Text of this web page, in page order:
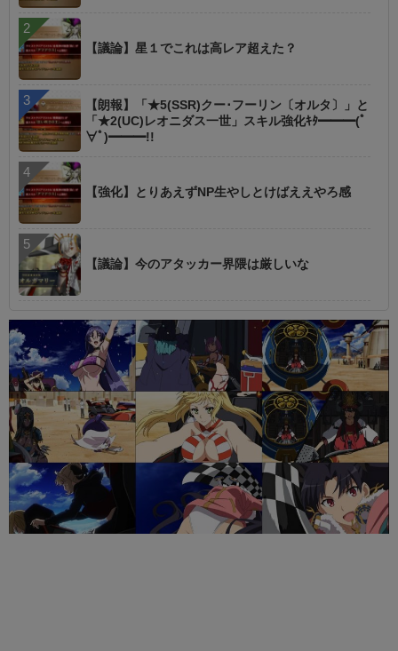
【議論】星１でこれは高レア超えた？
【朗報】「★5(SSR)クー･フーリン〔オルタ〕」と
「★2(UC)レオニダス一世」スキル強化ｷﾀ━━━(ﾟ
∀ﾟ)━━━!!
【強化】とりあえずNP生やしとけばええやろ感
【議論】今のアタッカー界隈は厳しいな